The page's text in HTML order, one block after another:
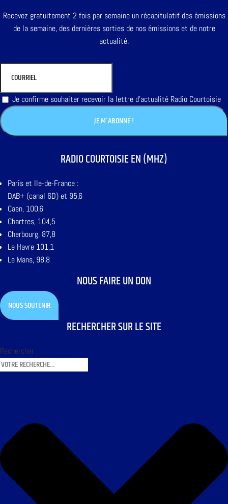
Recevez gratuitement 2 fois par semaine un récapitulatif des émissions
de la semaine, des dernières sorties de nos émissions et de notre
actualité.
Je confirme souhaiter recevoir la lettre d'actualité Radio Courtoisie
RADIO COURTOISIE EN (MHZ)
Paris et Ile-de-France :
DAB+ (canal 6D) et 95,6
Caen, 100,6
Chartres, 104,5
Cherbourg, 87,8
Le Havre 101,1
Le Mans, 98,8
NOUS FAIRE UN DON
NOUS SOUTENIR
RECHERCHER SUR LE SITE
Rechercher